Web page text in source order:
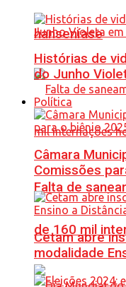
hanseníase
Falta de
de 160 mil
Histórias de
do Junho
Política
Câmara
Comissões
Cetam abre
modalidade